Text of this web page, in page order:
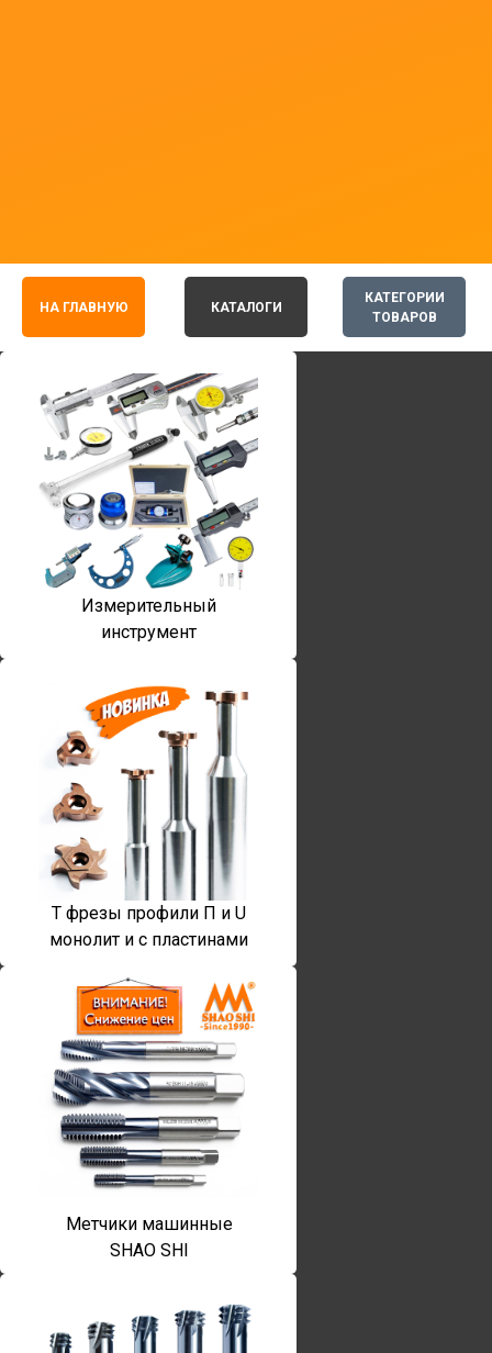
КАТЕГОРИИ
ТОВАРОВ
НА ГЛАВНУЮ КАТАЛОГИ
Измерительный
инструмент
T фрезы профили П и U
монолит и с пластинами
Метчики машинные
SHAO SHI